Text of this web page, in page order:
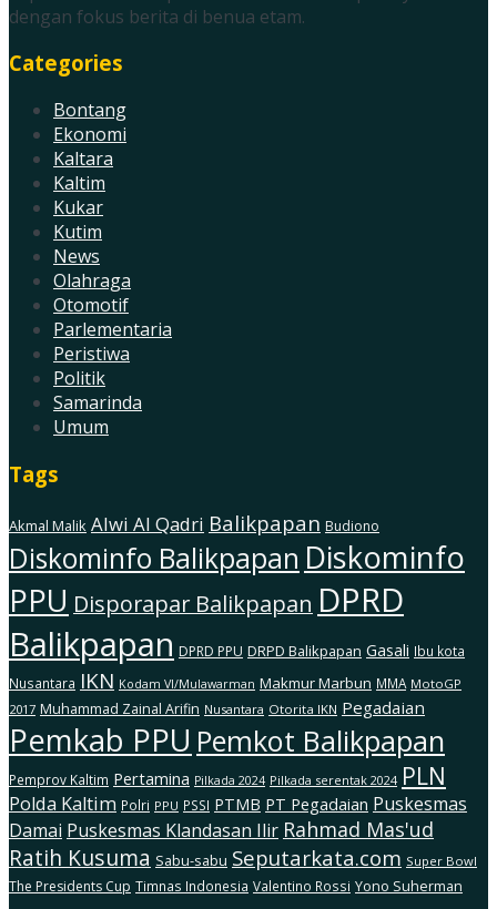
dengan fokus berita di benua etam.
Categories
Bontang
Ekonomi
Kaltara
Kaltim
Kukar
Kutim
News
Olahraga
Otomotif
Parlementaria
Peristiwa
Politik
Samarinda
Umum
Tags
Akmal Malik Alwi Al Qadri Balikpapan Budiono
Diskominfo Balikpapan Diskominfo
PPU Disporapar Balikpapan DPRD
Balikpapan DPRD PPU DRPD Balikpapan Gasali Ibu kota
Nusantara IKN Kodam Vl/Mulawarman Makmur Marbun MMA MotoGP
2017 Muhammad Zainal Arifin Nusantara Otorita IKN Pegadaian
Pemkab PPU Pemkot Balikpapan
Pemprov Kaltim Pertamina Pilkada 2024 Pilkada serentak 2024 PLN
Polda Kaltim Polri PPU PSSI PTMB PT Pegadaian Puskesmas
Damai Puskesmas Klandasan Ilir Rahmad Mas'ud
Ratih Kusuma Sabu-sabu Seputarkata.com Super Bowl
The Presidents Cup Timnas Indonesia Valentino Rossi Yono Suherman